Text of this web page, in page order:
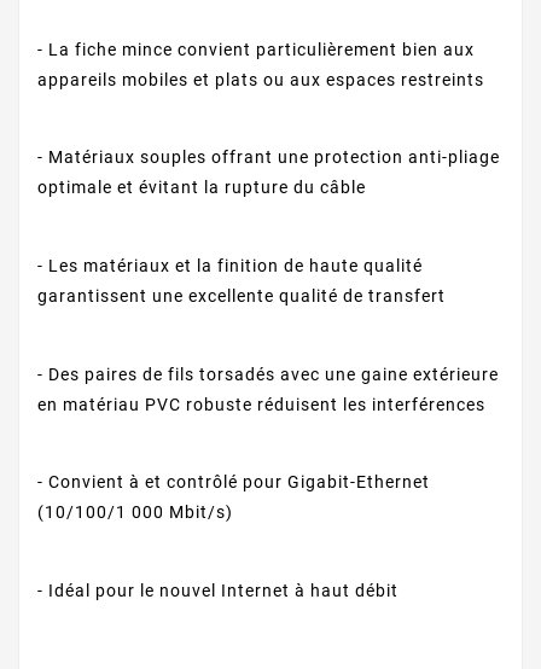
- La fiche mince convient particulièrement bien aux
appareils mobiles et plats ou aux espaces restreints
- Matériaux souples offrant une protection anti-pliage
optimale et évitant la rupture du câble
- Les matériaux et la finition de haute qualité
garantissent une excellente qualité de transfert
- Des paires de fils torsadés avec une gaine extérieure
en matériau PVC robuste réduisent les interférences
- Convient à et contrôlé pour Gigabit-Ethernet
(10/100/1 000 Mbit/s)
- Idéal pour le nouvel Internet à haut débit